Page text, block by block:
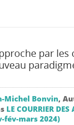
par
Michel Bonvin,
LE COURRIER
fév-mars 2024)